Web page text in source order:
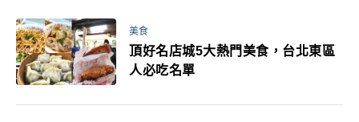
美食
頂好名店城5大熱門美食，台北東區
人必吃名單